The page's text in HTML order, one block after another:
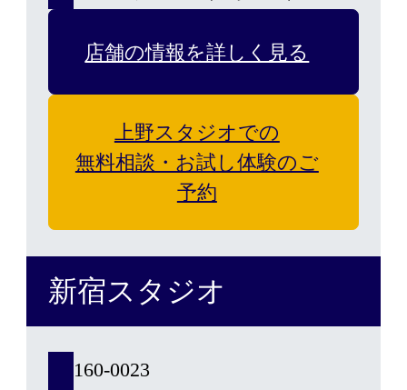
店舗の情報を詳しく見る
上野スタジオでの
無料相談・お試し体験のご
予約
新宿スタジオ
160-0023